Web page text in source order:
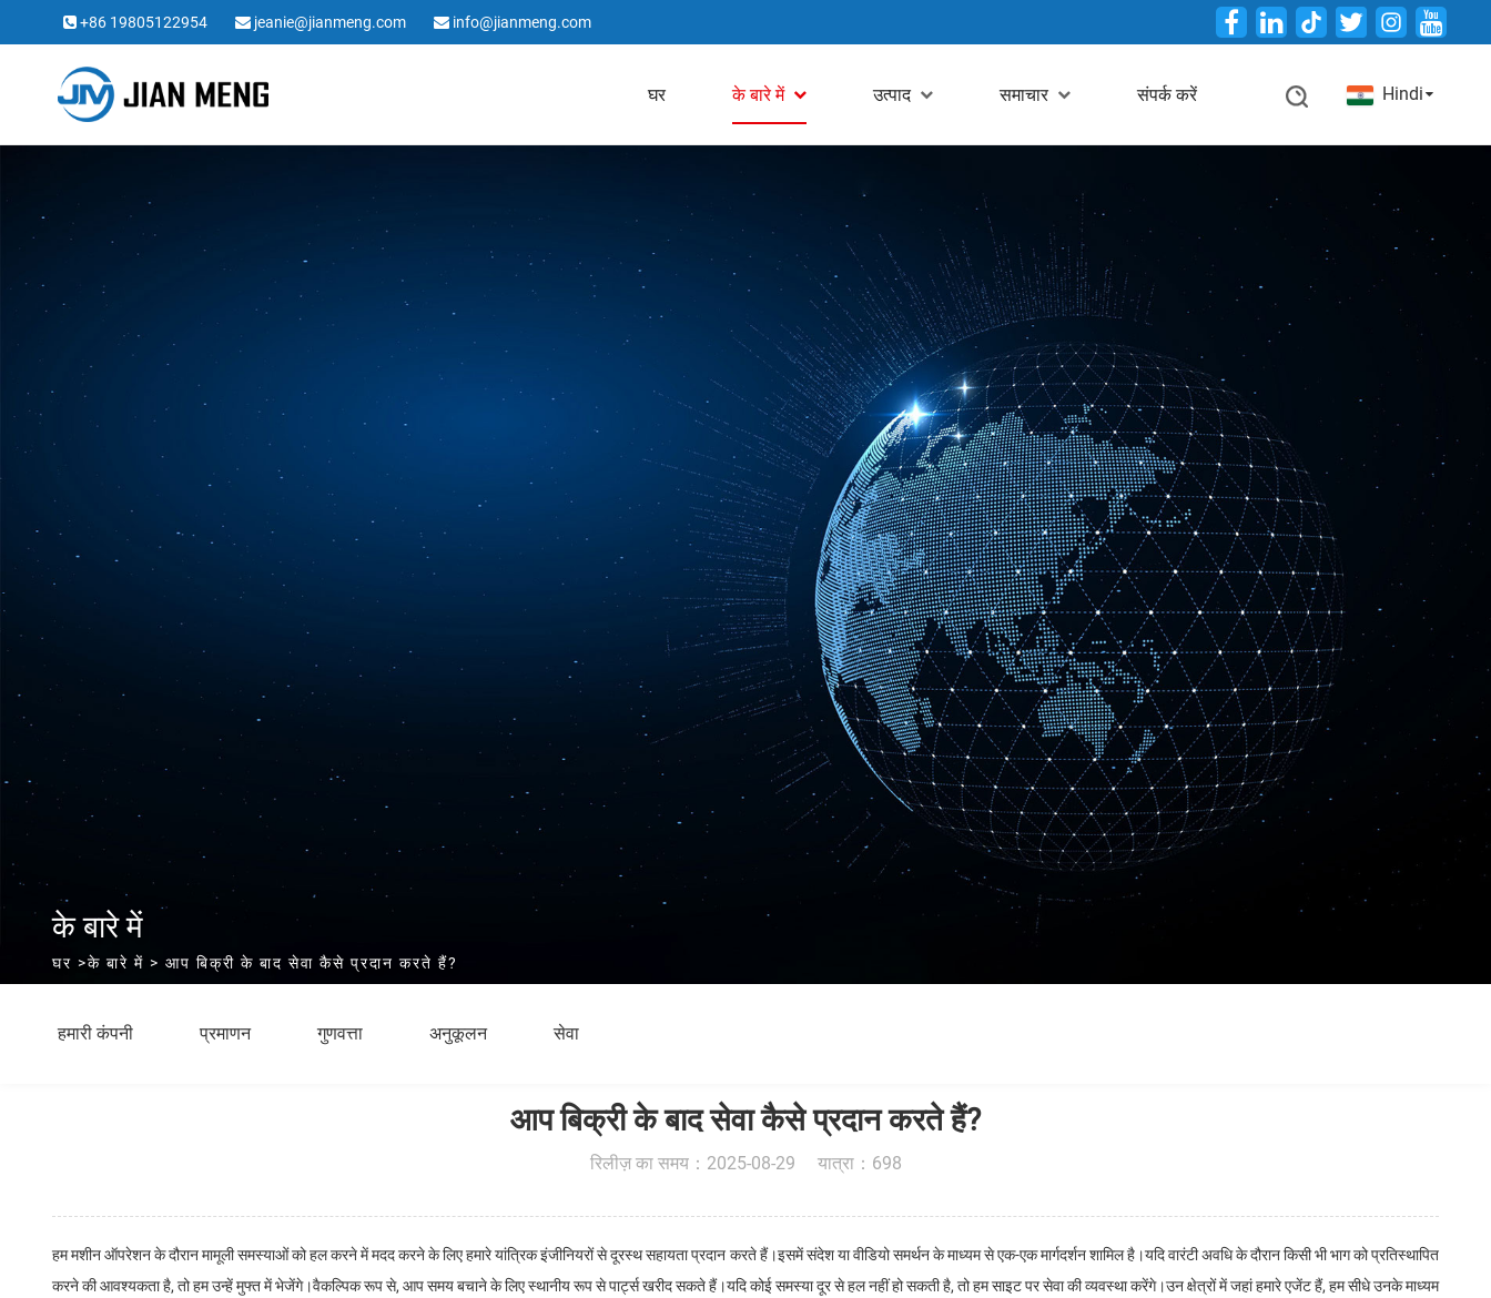
+86 19805122954 jeanie@jianmeng.com info@jianmeng.com Twitter
घर के बारे में उत्पाद समाचार संपर्क करें Hindi
के बारे में
घर >के बारे में > आप बिक्री के बाद सेवा कैसे प्रदान करते हैं?
हमारी कंपनी प्रमाणन गुणवत्ता अनुकूलन सेवा
आप बिक्री के बाद सेवा कैसे प्रदान करते हैं?
रिलीज़ का समय：2025-08-29 यात्रा：698
हम मशीन ऑपरेशन के दौरान मामूली समस्याओं को हल करने में मदद करने के लिए हमारे यांत्रिक इंजीनियरों से दूरस्थ सहायता प्रदान करते हैं।इसमें संदेश या वीडियो समर्थन के माध्यम से एक-एक मार्गदर्शन शामिल है।यदि वारंटी अवधि के दौरान किसी भी भाग को प्रतिस्थापित
करने की आवश्यकता है, तो हम उन्हें मुफ्त में भेजेंगे।वैकल्पिक रूप से, आप समय बचाने के लिए स्थानीय रूप से पार्ट्स खरीद सकते हैं।यदि कोई समस्या दूर से हल नहीं हो सकती है, तो हम साइट पर सेवा की व्यवस्था करेंगे।उन क्षेत्रों में जहां हमारे एजेंट हैं, हम सीधे उनके माध्यम